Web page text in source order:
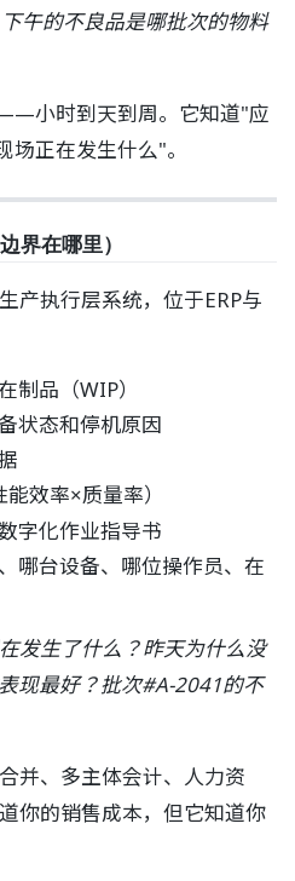
午的不良品是哪批次的物料
小时到天到周。它知道"应
正在发生什么"。
界在哪里）
产执行层系统，位于ERP与
制品（WIP）
状态和停机原因
效率×质量率）
字化作业指导书
台设备、哪位操作员、在
发生了什么？昨天为什么没
现最好？批次#A-2041的不
并、多主体会计、人力资
你的销售成本，但它知道你